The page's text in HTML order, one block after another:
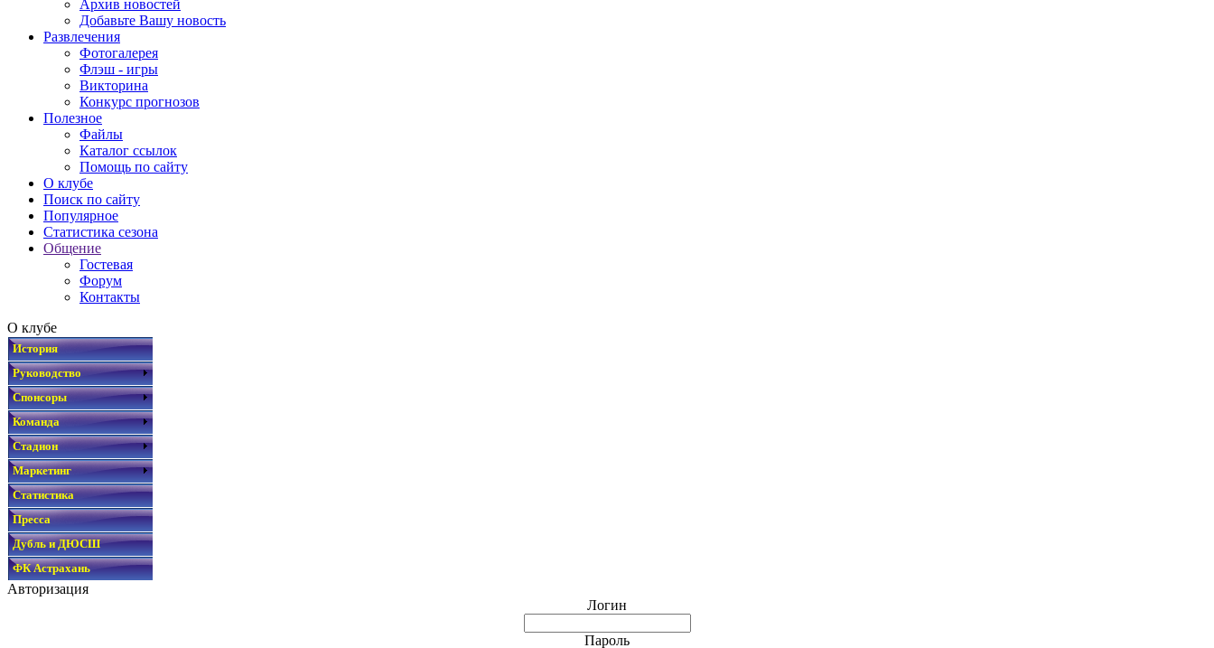
Архив новостей
Добавьте Вашу новость
Развлечения
Фотогалерея
Флэш - игры
Викторина
Конкурс прогнозов
Полезное
Файлы
Каталог ссылок
Помощь по сайту
О клубе
Поиск по сайту
Популярное
Статистика сезона
Общение
Гостевая
Форум
Контакты
О клубе
История
Руководство
Спонсоры
Команда
Стадион
Маркетинг
Статистика
Пресса
Дубль и ДЮСШ
ФК Астрахань
Авторизация
Логин
Пароль